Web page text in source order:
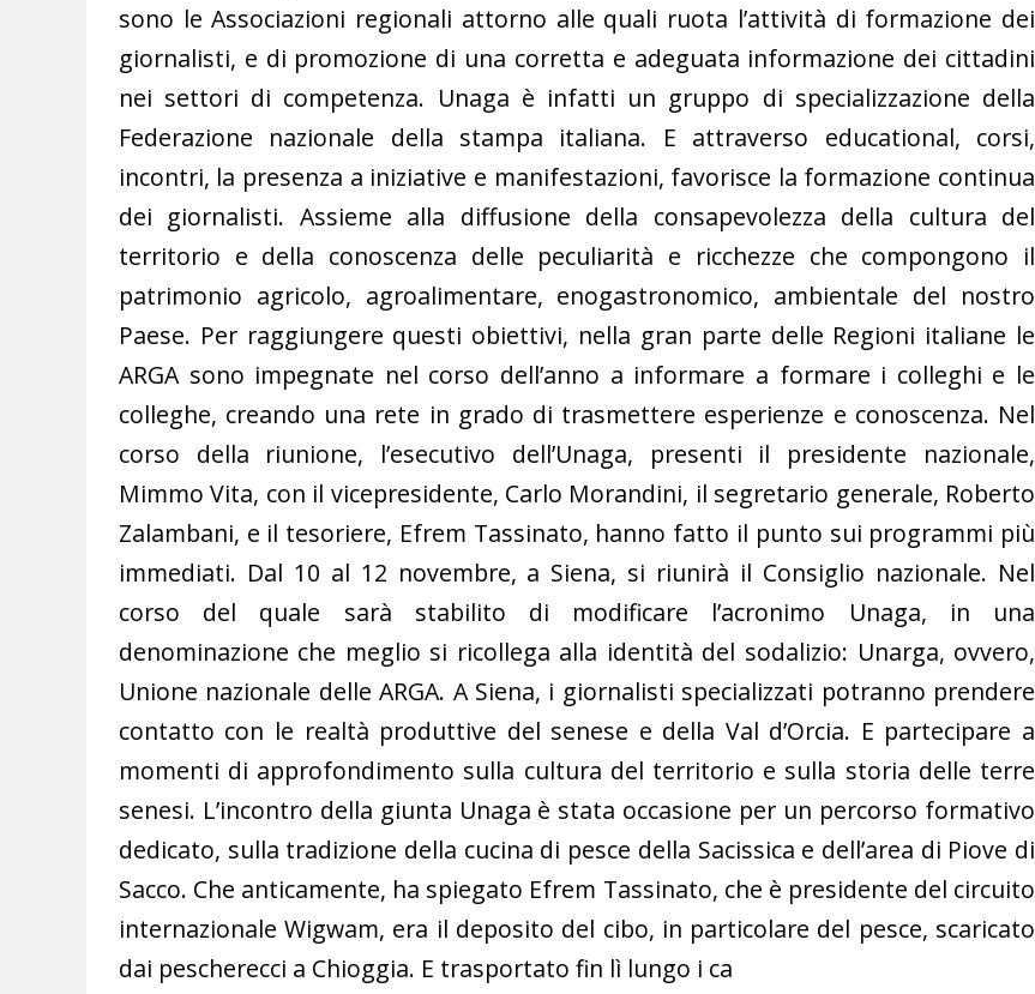
sono le Associazioni regionali attorno alle quali ruota l’attività di formazione dei
giornalisti, e di promozione di una corretta e adeguata informazione dei cittadini
nei settori di competenza. Unaga è infatti un gruppo di specializzazione della
Federazione nazionale della stampa italiana. E attraverso educational, corsi,
incontri, la presenza a iniziative e manifestazioni, favorisce la formazione continua
dei giornalisti. Assieme alla diffusione della consapevolezza della cultura del
territorio e della conoscenza delle peculiarità e ricchezze che compongono il
patrimonio agricolo, agroalimentare, enogastronomico, ambientale del nostro
Paese. Per raggiungere questi obiettivi, nella gran parte delle Regioni italiane le
ARGA sono impegnate nel corso dell’anno a informare a formare i colleghi e le
colleghe, creando una rete in grado di trasmettere esperienze e conoscenza. Nel
corso della riunione, l’esecutivo dell’Unaga, presenti il presidente nazionale,
Mimmo Vita, con il vicepresidente, Carlo Morandini, il segretario generale, Roberto
Zalambani, e il tesoriere, Efrem Tassinato, hanno fatto il punto sui programmi più
immediati. Dal 10 al 12 novembre, a Siena, si riunirà il Consiglio nazionale. Nel
corso del quale sarà stabilito di modificare l’acronimo Unaga, in una
denominazione che meglio si ricollega alla identità del sodalizio: Unarga, ovvero,
Unione nazionale delle ARGA. A Siena, i giornalisti specializzati potranno prendere
contatto con le realtà produttive del senese e della Val d’Orcia. E partecipare a
momenti di approfondimento sulla cultura del territorio e sulla storia delle terre
senesi. L’incontro della giunta Unaga è stata occasione per un percorso formativo
dedicato, sulla tradizione della cucina di pesce della Sacissica e dell’area di Piove di
Sacco. Che anticamente, ha spiegato Efrem Tassinato, che è presidente del circuito
internazionale Wigwam, era il deposito del cibo, in particolare del pesce, scaricato
dai pescherecci a Chioggia. E trasportato fin lì lungo i ca